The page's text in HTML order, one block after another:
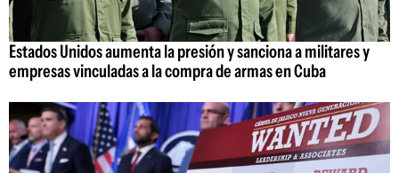
Estados Unidos aumenta la presión y sanciona a militares y
empresas vinculadas a la compra de armas en Cuba